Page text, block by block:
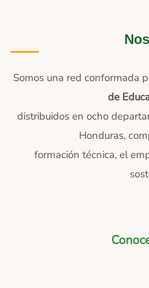
Somos una red conformada
de
distribuidos en ocho
Honduras,
formación técnica, el